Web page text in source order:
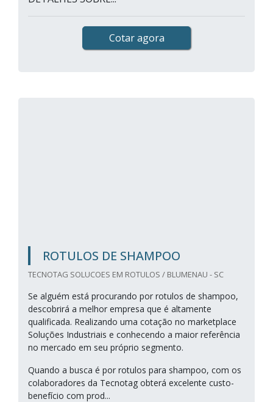
Cotar agora
ROTULOS DE SHAMPOO
TECNOTAG SOLUCOES EM ROTULOS / BLUMENAU - SC
Se alguém está procurando por rotulos de shampoo,
descobrirá a melhor empresa que é altamente
qualificada. Realizando uma cotação no marketplace
Soluções Industriais e conhecendo a maior referência
no mercado em seu próprio segmento.
Quando a busca é por rotulos para shampoo, com os
colaboradores da Tecnotag obterá excelente custo-
benefício com prod...